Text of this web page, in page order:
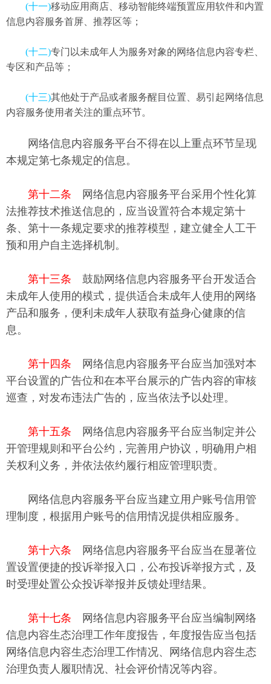
(十一)移动应用商店、移动智能终端预置应用软件和内置
信息内容服务首屏、推荐区等；
(十二)专门以未成年人为服务对象的网络信息内容专栏、
专区和产品等；
(十三)其他处于产品或者服务醒目位置、易引起网络信息
内容服务使用者关注的重点环节。
网络信息内容服务平台不得在以上重点环节呈现
本规定第七条规定的信息。
第十二条 网络信息内容服务平台采用个性化算
法推荐技术推送信息的，应当设置符合本规定第十
条、第十一条规定要求的推荐模型，建立健全人工干
预和用户自主选择机制。
第十三条 鼓励网络信息内容服务平台开发适合
未成年人使用的模式，提供适合未成年人使用的网络
产品和服务，便利未成年人获取有益身心健康的信
息。
第十四条 网络信息内容服务平台应当加强对本
平台设置的广告位和在本平台展示的广告内容的审核
巡查，对发布违法广告的，应当依法予以处理。
第十五条 网络信息内容服务平台应当制定并公
开管理规则和平台公约，完善用户协议，明确用户相
关权利义务，并依法依约履行相应管理职责。
网络信息内容服务平台应当建立用户账号信用管
理制度，根据用户账号的信用情况提供相应服务。
第十六条 网络信息内容服务平台应当在显著位
置设置便捷的投诉举报入口，公布投诉举报方式，及
时受理处置公众投诉举报并反馈处理结果。
第十七条 网络信息内容服务平台应当编制网络
信息内容生态治理工作年度报告，年度报告应当包括
网络信息内容生态治理工作情况、网络信息内容生态
治理负责人履职情况、社会评价情况等内容。